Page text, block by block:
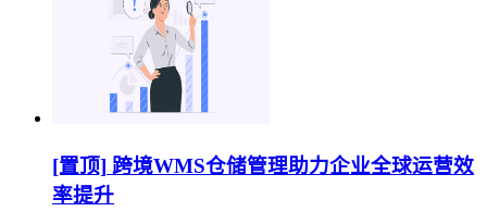
[置顶] 跨境WMS仓储管理助力企业全球运营效
率提升